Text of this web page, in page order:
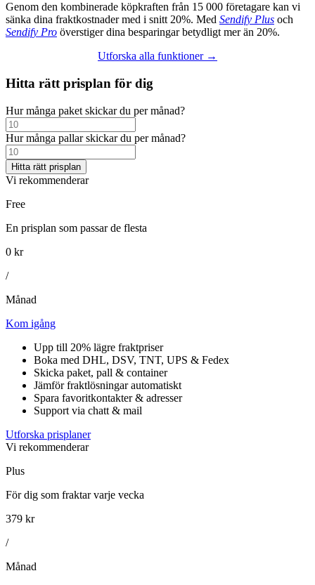
Genom den kombinerade köpkraften från 15 000 företagare kan vi
sänka dina fraktkostnader med i snitt 20%. Med Sendify Plus och
Sendify Pro överstiger dina besparingar betydligt mer än 20%.
Utforska alla funktioner →
Hitta rätt prisplan för dig
Hur många paket skickar du per månad?
Hur många pallar skickar du per månad?
Vi rekommenderar
Free
En prisplan som passar de flesta
0 kr
/
Månad
Kom igång
Upp till 20% lägre fraktpriser
Boka med DHL, DSV, TNT, UPS & Fedex
Skicka paket, pall & container
Jämför fraktlösningar automatiskt
Spara favoritkontakter & adresser
Support via chatt & mail
Utforska prisplaner
Vi rekommenderar
Plus
För dig som fraktar varje vecka
379 kr
/
Månad